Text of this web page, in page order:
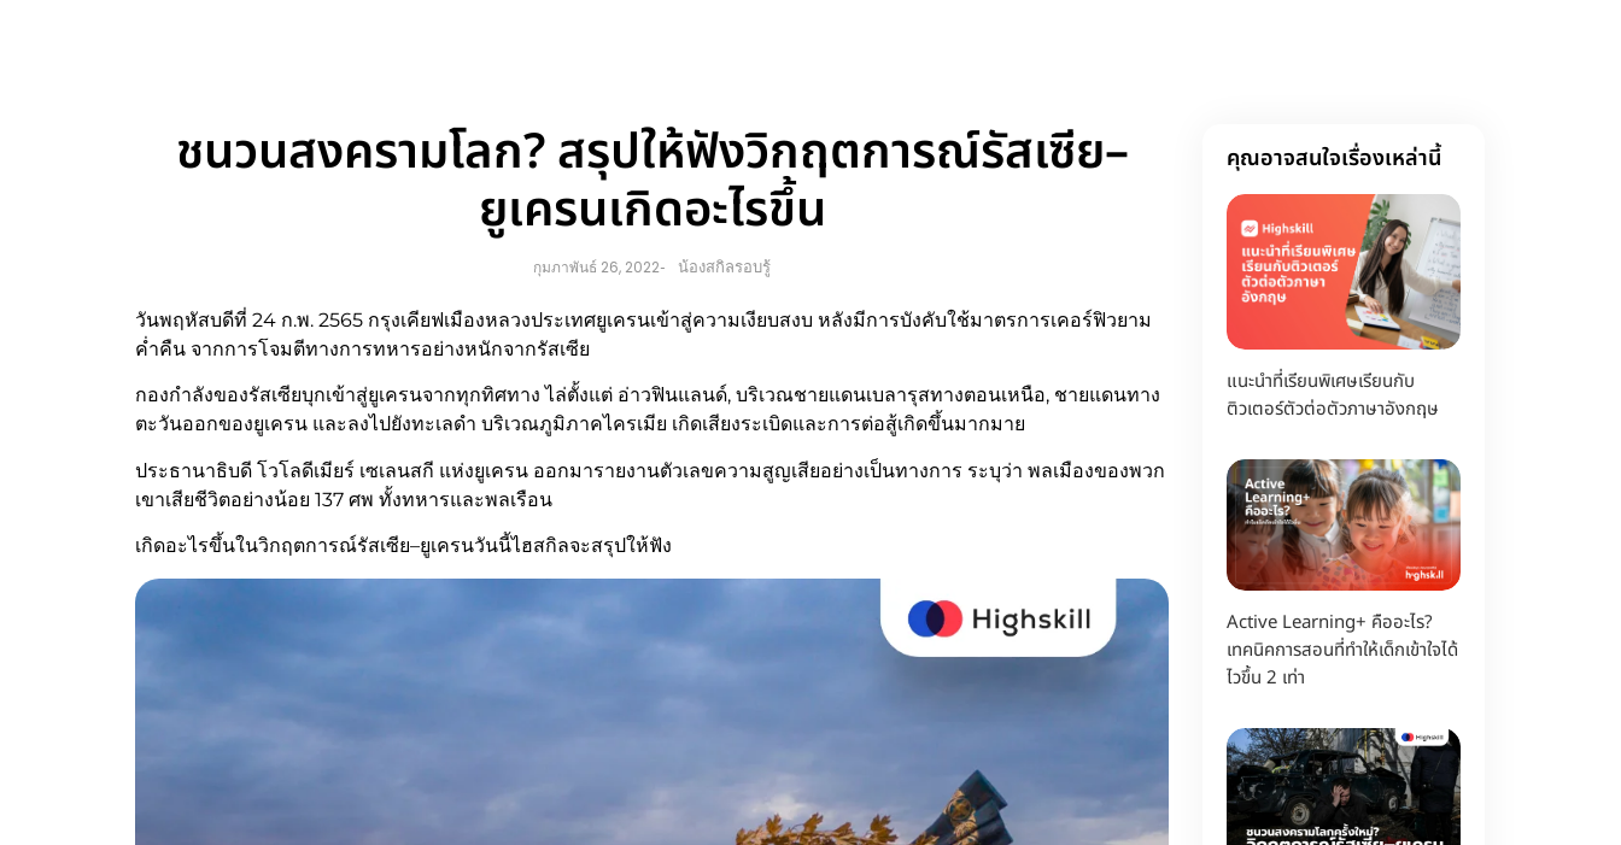
ชนวนสงครามโลก? สรุปให้ฟังวิกฤตการณ์รัสเซีย–
ยูเครนเกิดอะไรขึ้น
กุมภาพันธ์ 26, 2022- น้องสกิลรอบรู้
วันพฤหัสบดีที่ 24 ก.พ. 2565 กรุงเคียฟเมืองหลวงประเทศยูเครนเข้าสู่ความเงียบสงบ หลังมีการบังคับใช้มาตรการเคอร์ฟิวยาม
ค่ำคืน จากการโจมตีทางการทหารอย่างหนักจากรัสเซีย
กองกำลังของรัสเซียบุกเข้าสู่ยูเครนจากทุกทิศทาง ไล่ตั้งแต่ อ่าวฟินแลนด์, บริเวณชายแดนเบลารุสทางตอนเหนือ, ชายแดนทาง
ตะวันออกของยูเครน และลงไปยังทะเลดำ บริเวณภูมิภาคไครเมีย เกิดเสียงระเบิดและการต่อสู้เกิดขึ้นมากมาย
ประธานาธิบดี โวโลดีเมียร์ เซเลนสกี แห่งยูเครน ออกมารายงานตัวเลขความสูญเสียอย่างเป็นทางการ ระบุว่า พลเมืองของพวก
เขาเสียชีวิตอย่างน้อย 137 ศพ ทั้งทหารและพลเรือน
เกิดอะไรขึ้นในวิกฤตการณ์รัสเซีย–ยูเครนวันนี้ไฮสกิลจะสรุปให้ฟัง
คุณอาจสนใจเรื่องเหล่านี้
แนะนำที่เรียนพิเศษเรียนกับ
ติวเตอร์ตัวต่อตัวภาษาอังกฤษ
Active Learning+ คืออะไร?
เทคนิคการสอนที่ทำให้เด็กเข้าใจได้
ไวขึ้น 2 เท่า